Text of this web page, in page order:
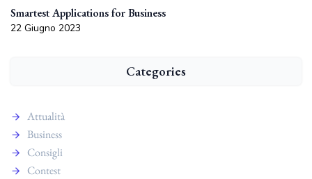
Smartest Applications for Business
22 Giugno 2023
Categories
Attualità
Business
Consigli
Contest